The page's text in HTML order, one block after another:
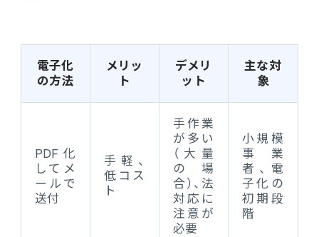
電子化
の方法
メリッ
ト
デメリ
ット
主な対
象
PDF化
してメ
ールで
送付
手軽、
低コス
ト
手作業
が多い
（大量
の場
合）、法
対応に
注意が
必要
小規模
事業
者、電
子化の
初期段
階